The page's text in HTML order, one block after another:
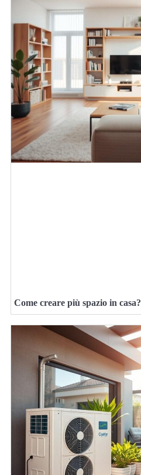
Come creare più spazio in casa?